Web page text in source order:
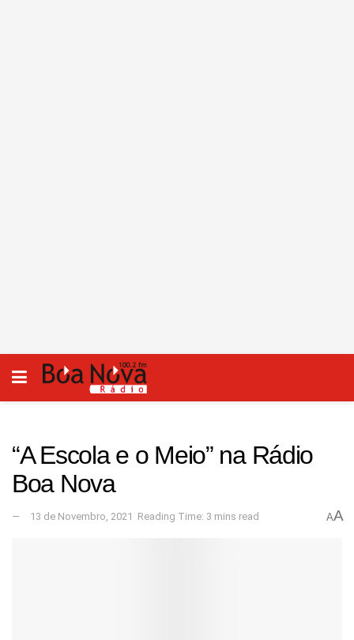
“A Escola e o Meio” na Rádio
Boa Nova
13 de Novembro, 2021 Reading Time: 3 mins read AA